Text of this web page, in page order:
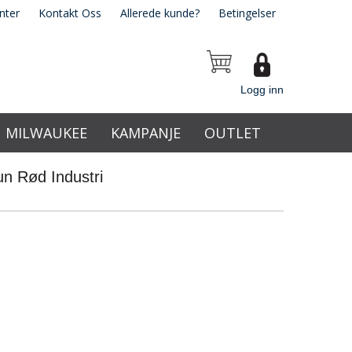
Kontakt Oss Allerede kunde? Betingelser
Logg inn
MILWAUKEE KAMPANJE OUTLET
Rød Industri